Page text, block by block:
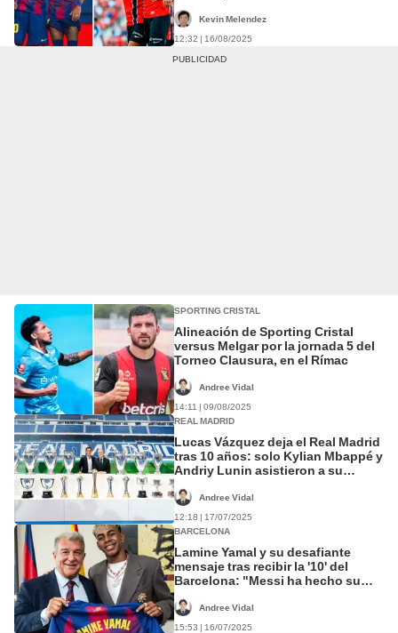
Kevin Melendez
12:32 | 16/08/2025
SPORTING CRISTAL
Alineación de Sporting Cristal
versus Melgar por la jornada 5 del
Torneo Clausura, en el Rímac
Andree Vidal
14:11 | 09/08/2025
REAL MADRID
Lucas Vázquez deja el Real Madrid
tras 10 años: solo Kylian Mbappé y
Andriy Lunin asistieron a su
Andree Vidal
12:18 | 17/07/2025
BARCELONA
Lamine Yamal y su desafiante
mensaje tras recibir la '10' del
Barcelona: "Messi ha hecho su
Andree Vidal
15:53 | 16/07/2025